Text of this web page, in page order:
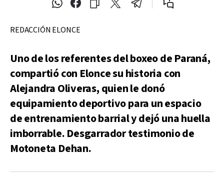
REDACCIÓN ELONCE
Uno de los referentes del boxeo de Paraná,
compartió con Elonce su historia con
Alejandra Oliveras, quien le donó
equipamiento deportivo para un espacio
de entrenamiento barrial y dejó una huella
imborrable. Desgarrador testimonio de
Motoneta Dehan.